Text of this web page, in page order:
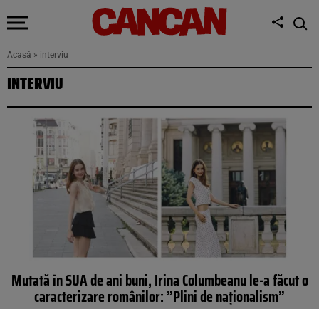
Acasă » interviu
INTERVIU
Mutată în SUA de ani buni, Irina Columbeanu le-a făcut o
caracterizare românilor: ”Plini de naționalism”